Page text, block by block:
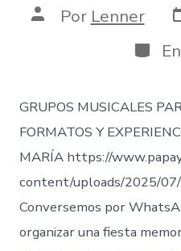
AutorPor Lenner
En
GRUPOS MUSICALES
FORMATOS Y
MARÍA https://
content/uploads/2025/
Conversemos por
organizar una fiesta